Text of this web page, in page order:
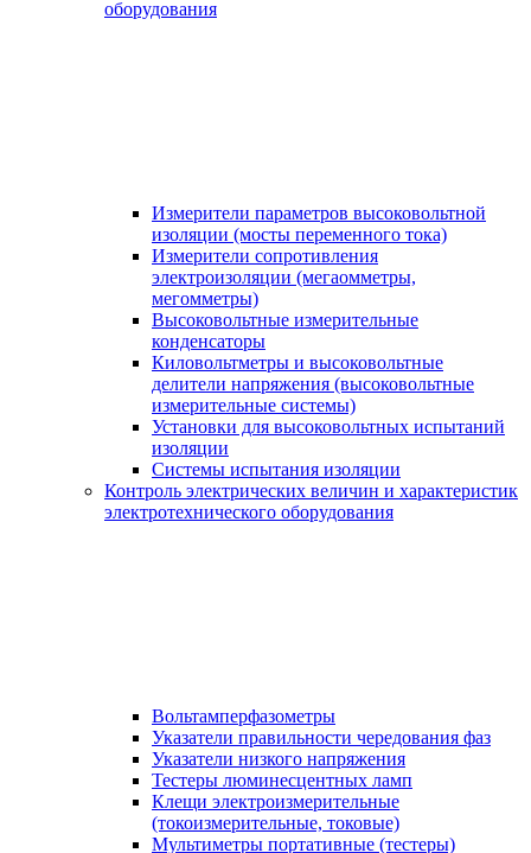
оборудования
Измерители параметров высоковольтной
изоляции (мосты переменного тока)
Измерители сопротивления
электроизоляции (мегаомметры,
мегомметры)
Высоковольтные измерительные
конденсаторы
Киловольтметры и высоковольтные
делители напряжения (высоковольтные
измерительные системы)
Установки для высоковольтных испытаний
изоляции
Системы испытания изоляции
Контроль электрических величин и характеристик
электротехнического оборудования
Вольтамперфазометры
Указатели правильности чередования фаз
Указатели низкого напряжения
Тестеры люминесцентных ламп
Клещи электроизмерительные
(токоизмерительные, токовые)
Мультиметры портативные (тестеры)